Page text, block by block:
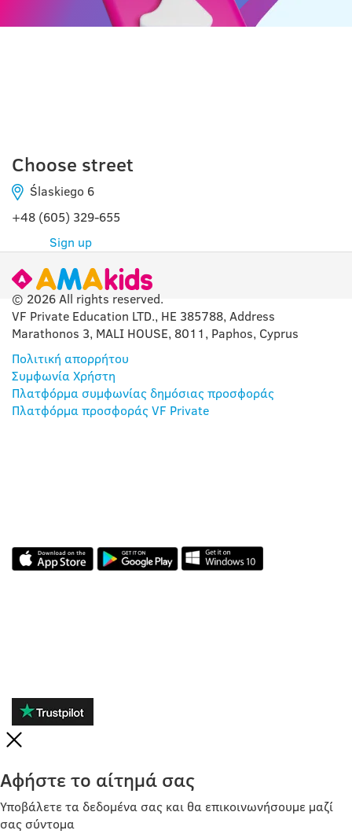
Choose street
Ślaskiego 6
+48 (605) 329-655
Sign up
© 2026 All rights reserved.
VF Private Education LTD., HE 385788, Address
Marathonos 3, MALI HOUSE, 8011, Paphos, Cyprus
Πολιτική απορρήτου
Συμφωνία Χρήστη
Πλατφόρμα συμφωνίας δημόσιας προσφοράς
Πλατφόρμα προσφοράς VF Private
Αφήστε το αίτημά σας
Υποβάλετε τα δεδομένα σας και θα επικοινωνήσουμε μαζί
σας σύντομα